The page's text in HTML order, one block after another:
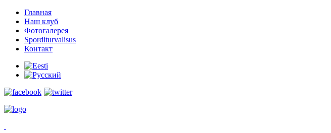
Главная
Наш клуб
Фотогалерея
Sporditurvalisus
Контакт